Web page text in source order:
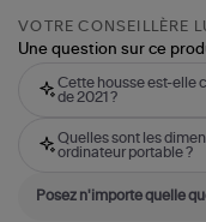
VOTRE CONSEILLÈRE
Une question sur ce
Cette housse est-elle
de 2021 ?
Quelles sont les
ordinateur portable ?